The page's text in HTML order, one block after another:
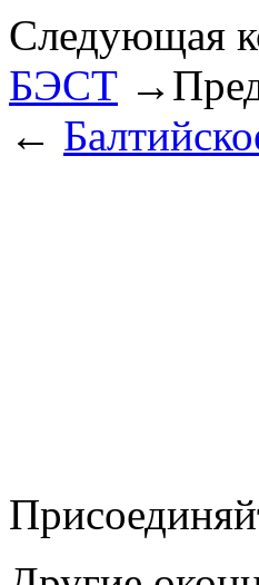
Следующая
БЭСТ →
←